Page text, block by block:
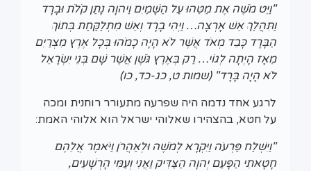
"וַיֵּט מֹשֶׁה אֶת מַטֵּהוּ עַל הַשָּׁמַיִם וַיהוָה נָתַן קֹלֹת וּבָרָד
וַתִּהֲלַךְ אֵשׁ אָרְצָה… וַיְהִי בָרָד וְאֵשׁ מִתְלַקַּחַת בְּתוֹךְ
הַבָּרָד כָּבֵד מְאֹד אֲשֶׁר לֹא הָיָה כָמֹהוּ בְּכָל אֶרֶץ מִצְרַיִם
מֵאָז הָיְתָה לְגוֹי… רַק בְּאֶרֶץ גֹּשֶׁן אֲשֶׁר שָׁם בְּנֵי יִשְׂרָאֵל
לֹא הָיָה בָּרָד" (שמות ט, כג-כד, כו)
לרגע אחד נדמה היה שפרעה מתעורר רוחנית ומכה
על חטא, בהצהירו שאלוהי ישראל הוא אלוהי האמת:
"וַיִּשְׁלַח פַּרְעֹה וַיִּקְרָא לְמֹשֶׁה וּלְאַהֲרֹן וַיֹּאמֶר אֲלֵהֶם
חָטָאתִי הַפָּעַם יְהוָה הַצַּדִּיק וַאֲנִי וְעַמִּי הָרְשָׁעִים,